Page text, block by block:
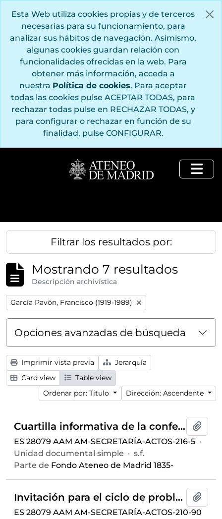
Esta Web utiliza cookies propias y de terceros
necesarias para su funcionamiento, para
analizar sus hábitos de navegación. Asimismo,
algunas cookies guardan relación con
funcionalidades ofrecidas en la web. Para
obtener más información, acceda a
nuestra Política de cookies. Para aceptar
todas las cookies pulse ACEPTAR TODAS, para
rechazar todas pulse en RECHAZAR TODAS, y
para configurar o rechazar en función de su
finalidad, pulse CONFIGURAR.
Filtrar los resultados por:
Mostrando 7 resultados
Descripción archivística
Remove filter:
García Pavón, Francisco (1919-1989)
Opciones avanzadas de búsqueda
Imprimir vista previa
Jerarquía
Card view
Table view
Ordenar por: Título
Dirección: Ascendente
Cuartilla informativa de la conferencia "Inventiva en el teatro de Jardiel" ofrecida por Francisco García Pavón dentro del ciclo de conferencias
ES 28079 AAM AM-SECRETARÍA-ACTOS-216-5 ·
Unidad documental simple · s.f.
Parte de Fondo Ateneo de Madrid 1835-
Invitación para el ciclo de problemas teatrales que se desarrollará entre el 3 y 17 de mayo de 1963 en el Aula Pequeña
ES 28079 AAM AM-SECRETARÍA-ACTOS-210-90